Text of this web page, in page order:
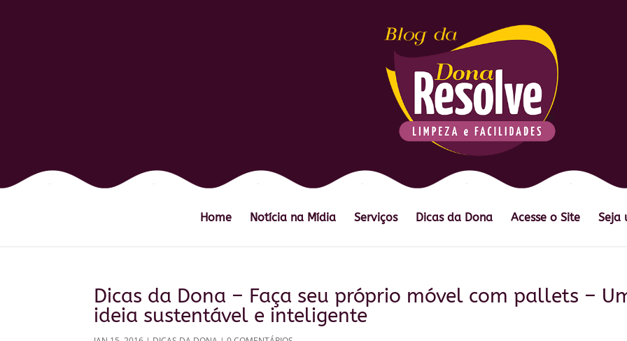
Home Notícia na Mídia Serviços Dicas da Dona Acesse o Site Seja
Dicas da Dona – Faça seu próprio móvel com pallets –
ideia sustentável e inteligente